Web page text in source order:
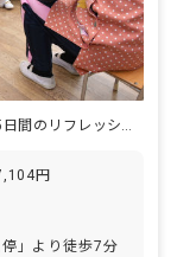
土日がお休み・賞与年4.0カ月分！5日間のリフレッシュ休暇も楽しめます
円
」より徒歩7分